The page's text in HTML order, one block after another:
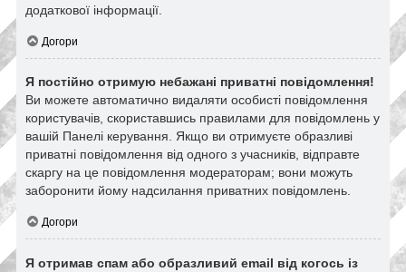
додаткової інформації.
Догори
Я постійно отримую небажані приватні повідомлення!
Ви можете автоматично видаляти особисті повідомлення
користувачів, скориставшись правилами для повідомлень у
вашій Панелі керування. Якщо ви отримуєте образливі
приватні повідомлення від одного з учасників, відправте
скаргу на це повідомлення модераторам; вони можуть
заборонити йому надсилання приватних повідомлень.
Догори
Я отримав спам або образливий email від когось із